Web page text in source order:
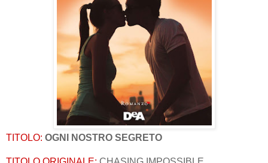
TITOLO: OGNI NOSTRO SEGRETO